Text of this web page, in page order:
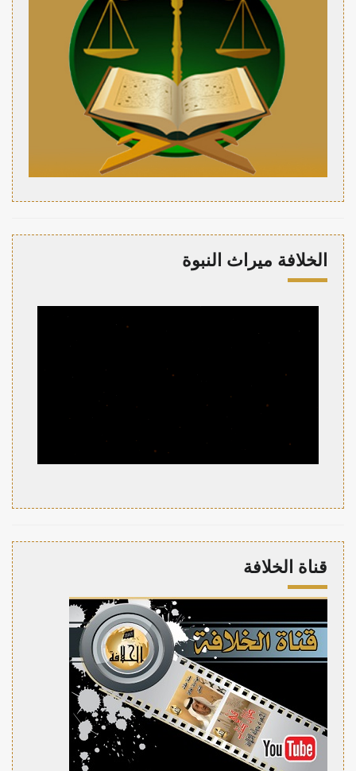
الخلافة ميراث النبوة
قناة الخلافة